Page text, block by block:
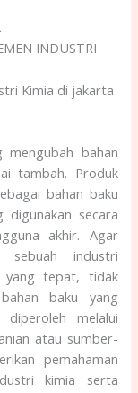
INDUSTRI
mengubah bahan
tambah. Produk
bahan baku
secara
akhir. Agar
sebuah industri
yang tepat, tidak
baku yang
melalui
atau sumber-
pemahaman
kimia serta